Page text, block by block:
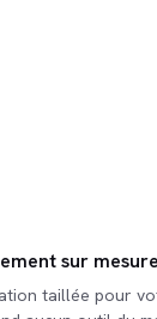
sur mesure
taillée pour